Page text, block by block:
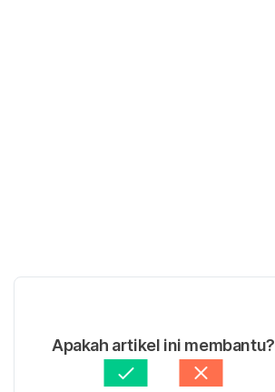
Apakah artikel ini membantu?